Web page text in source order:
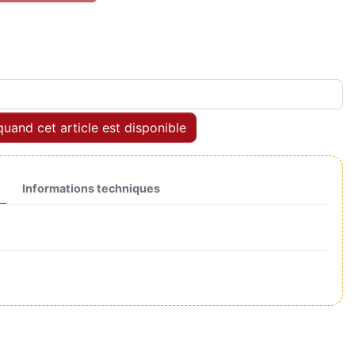
cet article est disponible
Informations techniques